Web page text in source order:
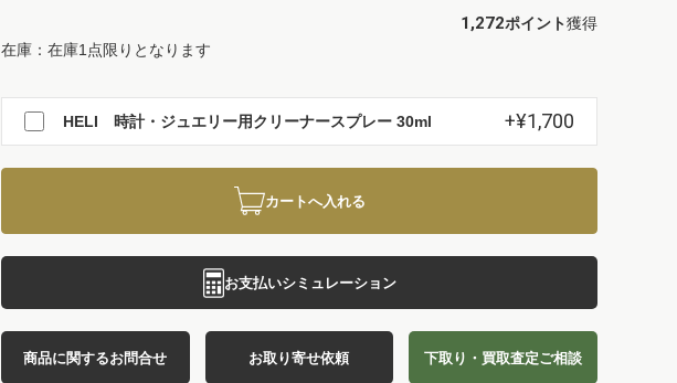
1,272ポイント獲得
在庫：在庫1点限りとなります
HELI 時計・ジュエリー用クリーナースプレー 30ml +¥1,700
カートへ入れる
お支払いシミュレーション
商品に関するお問合せ お取り寄せ依頼 下取り・買取査定ご相談